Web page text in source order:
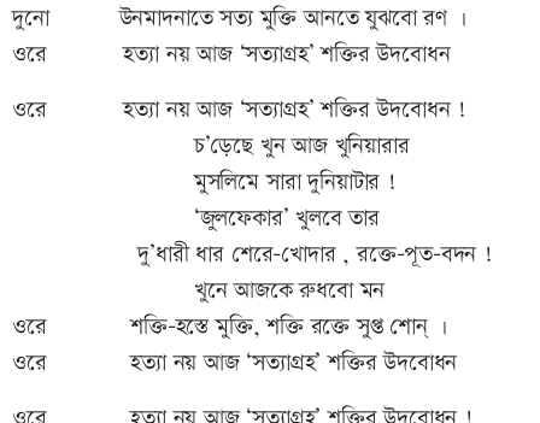
দুনো উনমাদনাতে সত্য মুক্তি আনতে যুঝবো রণ ।
ওরে হত্যা নয় আজ ‘সত্যাগ্রহ’ শক্তির উদবোধন
ওরে হত্যা নয় আজ ‘সত্যাগ্রহ’ শক্তির উদবোধন !
চ’ড়েছে খুন আজ খুনিয়ারার
মুসলিমে সারা দুনিয়াটার !
‘জুলফেকার’ খুলবে তার
দু’ধারী ধার শেরে-খোদার , রক্তে-পূত-বদন !
খুনে আজকে রুধবো মন
ওরে শক্তি-হস্তে মুক্তি, শক্তি রক্তে সুপ্ত শোন্ ।
ওরে হত্যা নয় আজ ‘সত্যাগ্রহ’ শক্তির উদবোধন